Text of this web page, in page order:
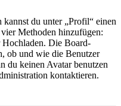
du unter „Profil“ einen
Methoden hinzufügen:
Hochladen. Die Board-
ob und wie die Benutzer
du keinen Avatar benutzen
kontaktieren.